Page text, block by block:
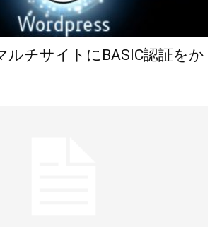
ルチサイトにBASIC認証をか